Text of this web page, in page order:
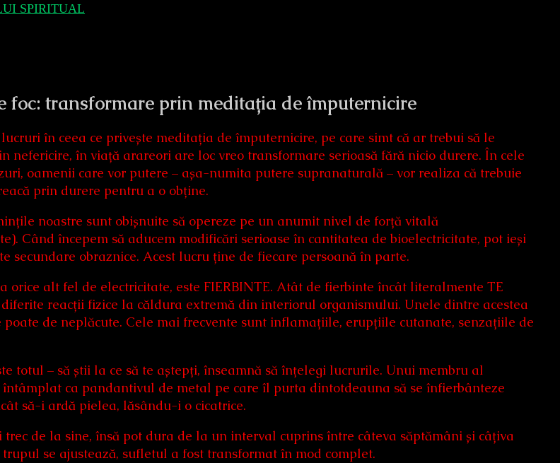
SPIRITUAL
foc: transformare prin meditația de împuternicire
în ceea ce privește meditația de împuternicire, pe care simt că ar trebui să le
nefericire, în viață arareori are loc vreo transformare serioasă fără nicio durere. În cele
oamenii care vor putere – așa-numita putere supranaturală – vor realiza că trebuie
prin durere pentru a o obține.
noastre sunt obișnuite să opereze pe un anumit nivel de forță vitală
Când începem să aducem modificări serioase în cantitatea de bioelectricitate, pot ieși
secundare obraznice. Acest lucru ține de fiecare persoană în parte.
orice alt fel de electricitate, este FIERBINTE. Atât de fierbinte încât literalmente TE
diferite reacții fizice la căldura extremă din interiorul organismului. Unele dintre acestea
poate de neplăcute. Cele mai frecvente sunt inflamațiile, erupțiile cutanate, senzațiile de
totul – să știi la ce să te aștepți, înseamnă să înțelegi lucrurile. Unui membru al
ca pandantivul de metal pe care îl purta dintotdeauna să se înfierbânteze
să-i ardă pielea, lăsându-i o cicatrice.
trec de la sine, însă pot dura de la un interval cuprins între câteva săptămâni și câțiva
se ajustează, sufletul a fost transformat în mod complet.